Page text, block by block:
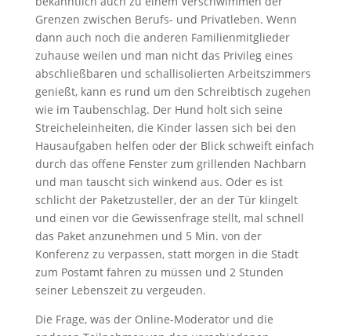
Grenzen zwischen Berufs- und Privatleben. Wenn
dann auch noch die anderen Familienmitglieder
zuhause weilen und man nicht das Privileg eines
abschließbaren und schallisolierten Arbeitszimmers
genießt, kann es rund um den Schreibtisch zugehen
wie im Taubenschlag. Der Hund holt sich seine
Streicheleinheiten, die Kinder lassen sich bei den
Hausaufgaben helfen oder der Blick schweift einfach
durch das offene Fenster zum grillenden Nachbarn
und man tauscht sich winkend aus. Oder es ist
schlicht der Paketzusteller, der an der Tür klingelt
und einen vor die Gewissenfrage stellt, mal schnell
das Paket anzunehmen und 5 Min. von der
Konferenz zu verpassen, statt morgen in die Stadt
zum Postamt fahren zu müssen und 2 Stunden
seiner Lebenszeit zu vergeuden.
Die Frage, was der Online-Moderator und die